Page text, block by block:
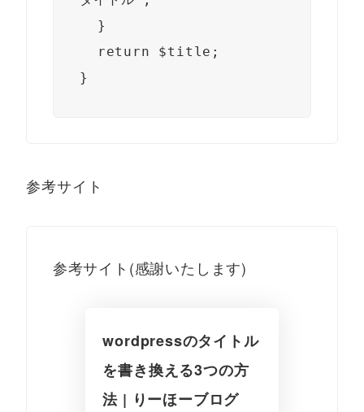
}
参考サイト
参考サイト(感謝いたします)
wordpressのタイトル
を書き換える3つの方
法 | りーほーブログ